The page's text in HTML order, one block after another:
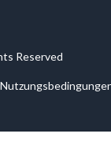
Reserved